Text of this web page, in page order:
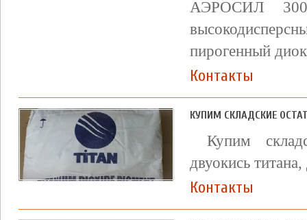
АЭРОСИЛ
пирогенный
Контакты
КУПИМ СКЛАДСКИЕ
Купим
двуокись
Контакты